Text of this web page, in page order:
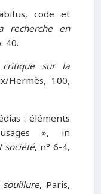
code et
recherche en
40.
critique sur la
Hermès, 100,
: éléments
», in
société, n° 6-4,
, Paris,